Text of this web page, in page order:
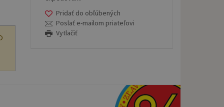
Pridať do obľúbených
Poslať e-mailom priateľovi
Vytlačiť